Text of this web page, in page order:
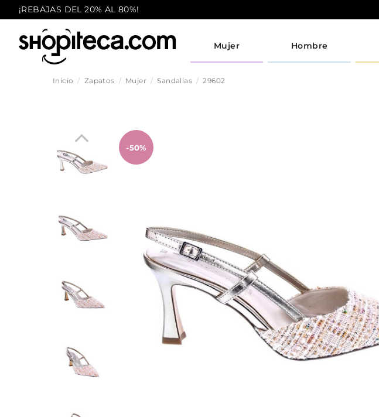
¡REBAJAS DEL 20% AL 80%!
Mujer Hombre
Inicio Zapatos Mujer Sandalias 29602
-50%